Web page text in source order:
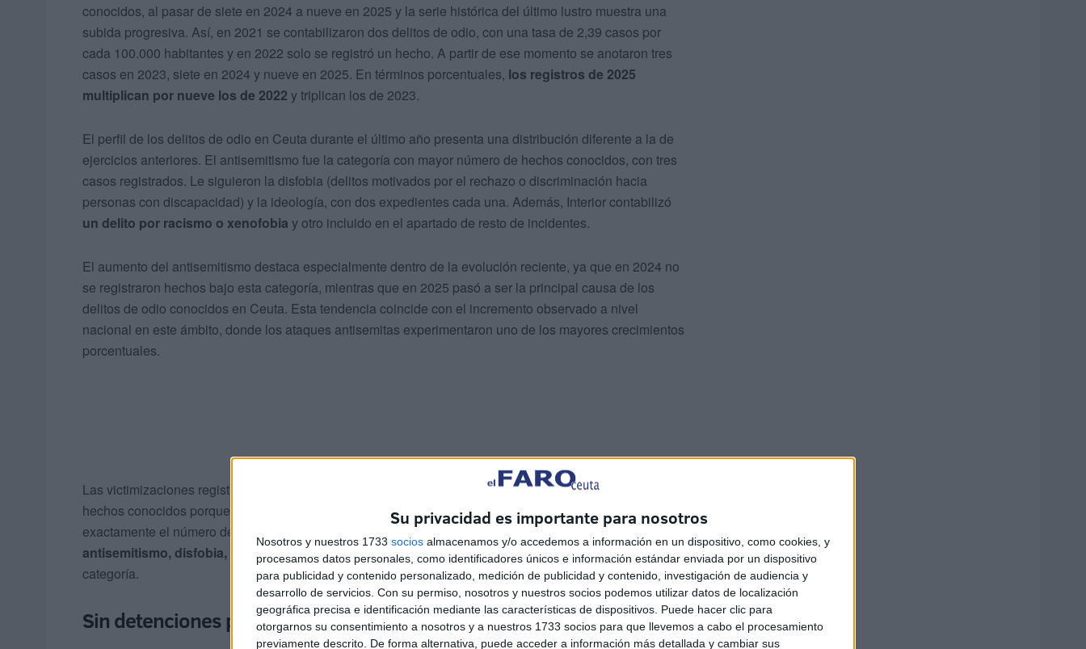
Su privacidad es importante para nosotros
Nosotros y nuestros 1733 socios almacenamos y/o accedemos a información en un dispositivo, como cookies, y
procesamos datos personales, como identificadores únicos e información estándar enviada por un dispositivo
para publicidad y contenido personalizado, medición de publicidad y contenido, investigación de audiencia y
desarrollo de servicios. Con su permiso, nosotros y nuestros socios podemos utilizar datos de localización
geográfica precisa e identificación mediante las características de dispositivos. Puede hacer clic para
otorgarnos su consentimiento a nosotros y a nuestros 1733 socios para que llevemos a cabo el procesamiento
previamente descrito. De forma alternativa, puede acceder a información más detallada y cambiar sus
conocidos, al pasar de siete en 2024 a nueve en 2025 y la serie histórica del último lustro muestra una
subida progresiva. Así, en 2021 se contabilizaron dos delitos de odio, con una tasa de 2,39 casos por
cada 100.000 habitantes y en 2022 solo se registró un hecho. A partir de ese momento se anotaron tres
casos en 2023, siete en 2024 y nueve en 2025. En términos porcentuales, los registros de 2025
multiplican por nueve los de 2022 y triplican los de 2023.
El perfil de los delitos de odio en Ceuta durante el último año presenta una distribución diferente a la de
ejercicios anteriores. El antisemitismo fue la categoría con mayor número de hechos conocidos, con tres
casos registrados. Le siguieron la disfobia (delitos motivados por el rechazo o discriminación hacia
personas con discapacidad) y la ideología, con dos expedientes cada una. Además, Interior contabilizó
un delito por racismo o xenofobia y otro incluido en el apartado de resto de incidentes.
El aumento del antisemitismo destaca especialmente dentro de la evolución reciente, ya que en 2024 no
se registraron hechos bajo esta categoría, mientras que en 2025 pasó a ser la principal causa de los
delitos de odio conocidos en Ceuta. Esta tendencia coincide con el incremento observado a nivel
nacional en este ámbito, donde los ataques antisemitas experimentaron uno de los mayores crecimientos
porcentuales.
Las victimizaciones registradas en Ceuta durante 2025 fueron cinco. Esta cifra es inferior al número de
hechos conocidos porque un mismo incidente puede generar varios registros policiales o no coincidir
exactamente el número de casos con el de personas afectadas. Las víctimas se distribuyeron entre
antisemitismo, disfobia, ideología, racismo o xenofobiay resto de incidentes, con un caso en cada
categoría.
Sin detenciones por parte de las Fuerzas de Seguridad